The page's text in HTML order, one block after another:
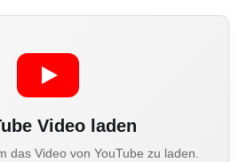
Video laden
das Video von YouTube zu laden.